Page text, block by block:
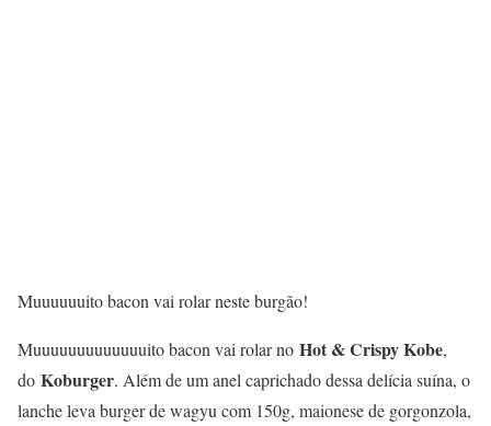
Muuuuuuito bacon vai rolar neste burgão!
Muuuuuuuuuuuuuito bacon vai rolar no Hot & Crispy Kobe,
do Koburger. Além de um anel caprichado dessa delícia suína, o
lanche leva burger de wagyu com 150g, maionese de gorgonzola,